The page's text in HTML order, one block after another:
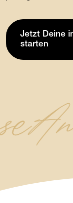
Jetzt Deine
starten